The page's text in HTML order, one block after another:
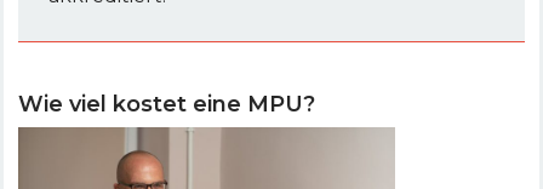
Wie viel kostet eine MPU?